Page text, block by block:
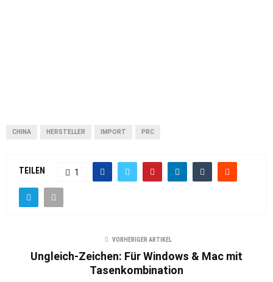
CHINA HERSTELLER IMPORT PRC
TEILEN 1
VORHERIGER ARTIKEL
Ungleich-Zeichen: Für Windows & Mac mit
Tasenkombination